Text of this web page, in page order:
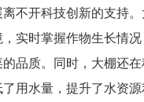
不开科技创新的支持。
实时掌握作物生长情
品质。同时，大棚还在
用水量，提升了水资源